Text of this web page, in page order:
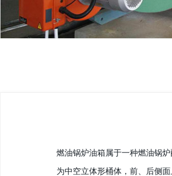
燃油锅炉油箱属于一种燃油锅
为中空立体形桶体，前、后侧